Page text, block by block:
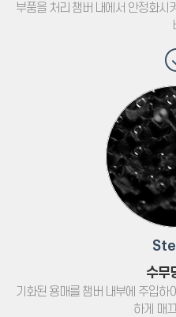
부품을 처리 챔버 내에서 안정화시
수무
기화된 용매를 챔버 내부에 주입하
하게 매